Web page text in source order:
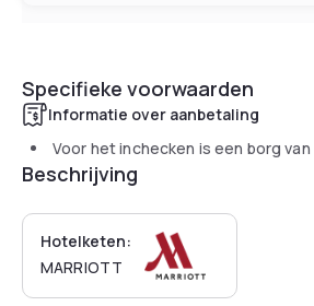
Specifieke voorwaarden
Informatie over aanbetaling
Voor het inchecken is een borg van
Beschrijving
Hotelketen:
MARRIOTT